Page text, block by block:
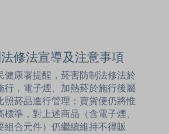
修法宣導及注意事項
健康署提醒，菸害防制法修法於
行，電子煙、加熱菸於施行後屬
照菸品進行管理；賣貨便仍將惟
標準，對上述商品（含電子煙、
組合元件）仍繼續維持不得販